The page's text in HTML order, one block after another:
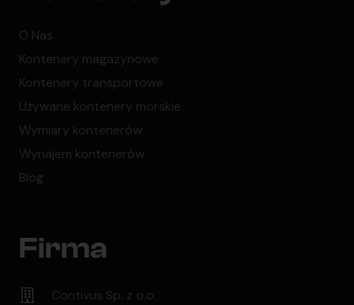
O Nas
Kontenery magazynowe
Kontenery transportowe
Używane kontenery morskie
Wymiary kontenerów
Wynajem kontenerów
Blog
Firma
Contivus Sp. z o.o.